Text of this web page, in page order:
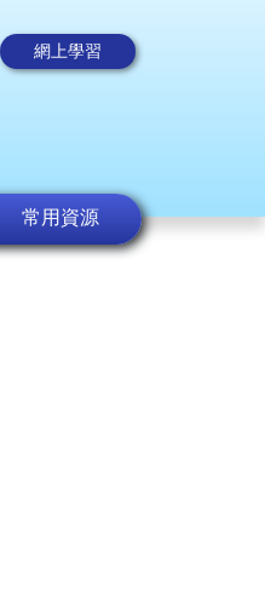
網上學習
常用資源